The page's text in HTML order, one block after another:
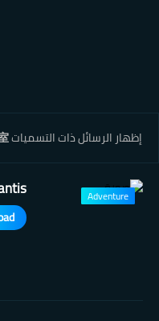
‏إظهار الرسائل ذات التسميات
Adventure